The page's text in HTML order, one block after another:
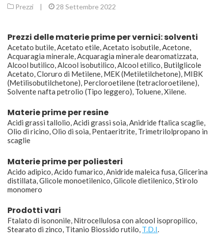
Prezzi | 28 Settembre 2022
Prezzi delle materie prime per vernici: solventi
Acetato butile, Acetato etile, Acetato isobutile, Acetone,
Acquaragia minerale, Acquaragia minerale dearomatizzata,
Alcool butilico, Alcool isobutilico, Alcool etilico, Butilglicole
Acetato, Cloruro di Metilene, MEK (Metiletilchetone), MIBK
(Metilisobutilchetone), Percloroetilene (tetracloroetilene),
Solvente nafta petrolio (Tipo leggero), Toluene, Xilene.
Materie prime per resine
Acidi grassi tallolio, Acidi grassi soia, Anidride ftalica scaglie,
Olio di ricino, Olio di soia, Pentaeritrite, Trimetrilolpropano in
scaglie
Materie prime per poliesteri
Acido adipico, Acido fumarico, Anidride maleica fusa, Glicerina
distillata, Glicole monoetilenico, Glicole dietilenico, Stirolo
monomero
Prodotti vari
Ftalato di isononile, Nitrocellulosa con alcool isopropilico,
Stearato di zinco, Titanio Biossido rutilo, T.D.I.